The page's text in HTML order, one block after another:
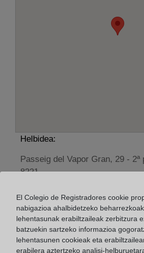
Helbidea:
Passeig del Vapor Gran, 29 - 2ª
8221
De lunes a viernes de 09:00 a
Agosto: De lunes a viernes de
Los días 24 y 31 de diciembre
horas
El Colegio de Registradores cookie
nabigazioa ahalbidetzeko
lehentasunak erabiltzaileak zerbitzura
batzuekin sartzeko informazioa
lehentasunen cookieak eta
erabilera aztertzeko analisi-